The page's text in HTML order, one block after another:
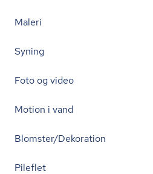
Maleri
Syning
Foto og video
Motion i vand
Blomster/Dekoration
Pileflet